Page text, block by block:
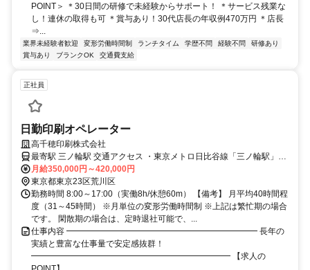
POINT＞ ＊30日間の研修で未経験からサポート！ ＊サービス残業な
し！連休の取得も可 ＊賞与あり！30代店長の年収例470万円 ＊店長
⇒...
業界未経験者歓迎 変形労働時間制 ランチタイム 学歴不問 経験不問
研修あり
賞与あり
ブランクOK 交通費支給
正社員
日勤印刷オペレーター
高千穂印刷株式会社
最寄駅 三ノ輪駅 交通アクセス ・東京メトロ日比谷線「三ノ輪駅」よ
り徒歩10分 ・JR常磐線「三河島駅」より徒歩13分 ・JR山手線「日
暮里駅」より徒歩17分
月給350,000円～420,000円
東京都東京23区荒川区
勤務時間 8:00～17:00（実働8h/休憩60m） 【備考】 月平均40時間程
度（31～45時間） ※月単位の変形労働時間制 ※上記は繁忙期の場合
です。 閑散期の場合は、定時退社可能で、...
仕事内容 ━━━━━━━━━━━━━━━━━━━━━━━ 長年の
実績と豊富な仕事量で安定感抜群！
━━━━━━━━━━━━━━━━━━━━━━━━ 【求人の